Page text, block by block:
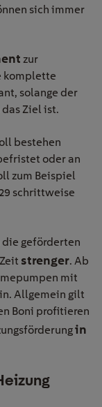
sich immer
zur
komplette
solange der
Ziel ist.
bestehen
oder an
zum Beispiel
schrittweise
die geförderten
strenger. Ab
mit
Allgemein gilt
Boni profitieren
in